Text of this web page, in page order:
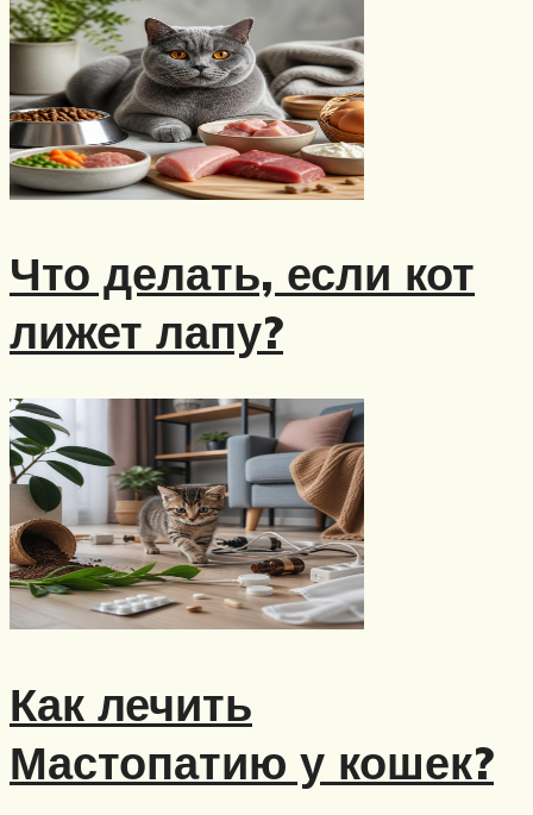
Что делать, если кот
лижет лапу?
Как лечить
Мастопатию у кошек?